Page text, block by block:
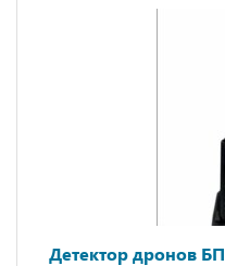
Дeтeктop дронов